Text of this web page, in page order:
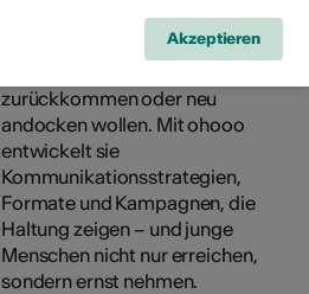
Oberwallis zu einem Ort zu
machen, an dem junge
zurückkommen oder neu
andocken wollen. Mit ohooo
entwickelt sie
Kommunikationsstrategien,
Formate und Kampagnen, die
Haltung zeigen – und junge
Menschen nicht nur erreichen,
sondern ernst nehmen.
Akzeptieren